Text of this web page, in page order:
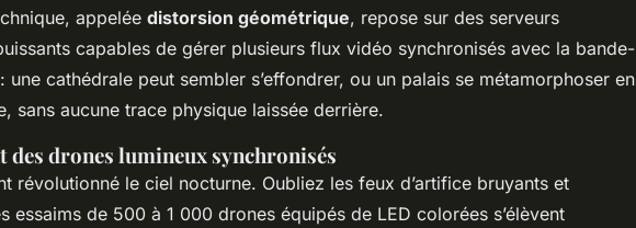
appelée distorsion géométrique, repose sur des serveurs
capables de gérer plusieurs flux vidéo synchronisés avec la bande-
une cathédrale peut sembler s’effondrer, ou un palais se métamorphoser en
sans aucune trace physique laissée derrière.
des drones lumineux synchronisés
révolutionné le ciel nocturne. Oubliez les feux d’artifice bruyants et
essaims de 500 à 1 000 drones équipés de LED colorées s’élèvent